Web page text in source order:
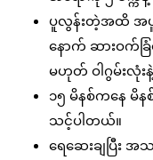
ပူလွန်းတဲ့အထိ အပူမ
နောက် ဆားဝက်ခြံ
မဟုတ် ဝါဂွမ်းလုံး
၁၅ မိနစ်ကနေ မိန
သင့်ပါတယ်။
ရေဆေးချပြီး အ